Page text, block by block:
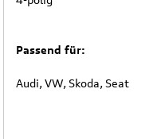
Passend für:
Audi, VW, Skoda, Seat